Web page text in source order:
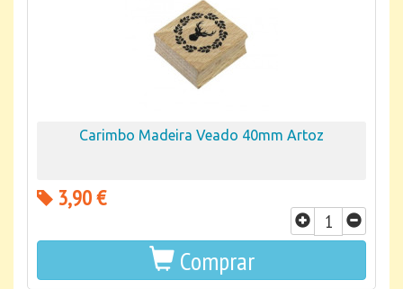
Carimbo Madeira Veado 40mm Artoz
3,90 €
Comprar